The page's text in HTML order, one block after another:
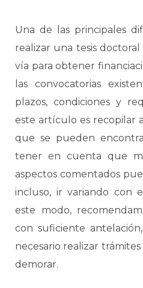
Una de las principales
realizar una tesis
vía para obtener
las convocatorias
plazos, condiciones y
este artículo es recopilar
que se pueden
tener en cuenta que
aspectos comentados
incluso, ir variando con
este modo,
con suficiente
necesario realizar
demorar.